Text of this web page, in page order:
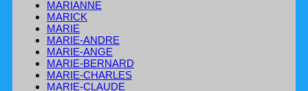
MARIANNE
MARICK
MARIE
MARIE-ANDRE
MARIE-ANGE
MARIE-BERNARD
MARIE-CHARLES
MARIE-CLAUDE